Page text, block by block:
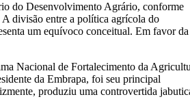
do Desenvolvimento Agrário, conforme
divisão entre a política agrícola do
um equívoco conceitual. Em favor da
Nacional de Fortalecimento da
da Embrapa, foi seu principal
produziu uma controvertida